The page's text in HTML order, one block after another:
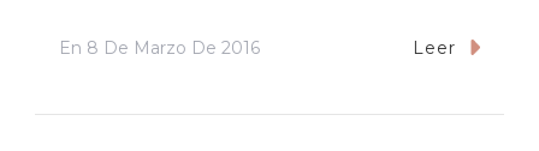
En 8 De Marzo De 2016 Leer